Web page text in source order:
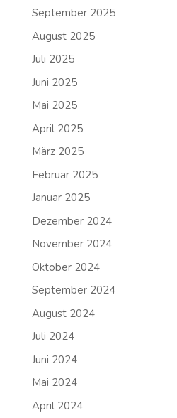
September 2025
August 2025
Juli 2025
Juni 2025
Mai 2025
April 2025
März 2025
Februar 2025
Januar 2025
Dezember 2024
November 2024
Oktober 2024
September 2024
August 2024
Juli 2024
Juni 2024
Mai 2024
April 2024